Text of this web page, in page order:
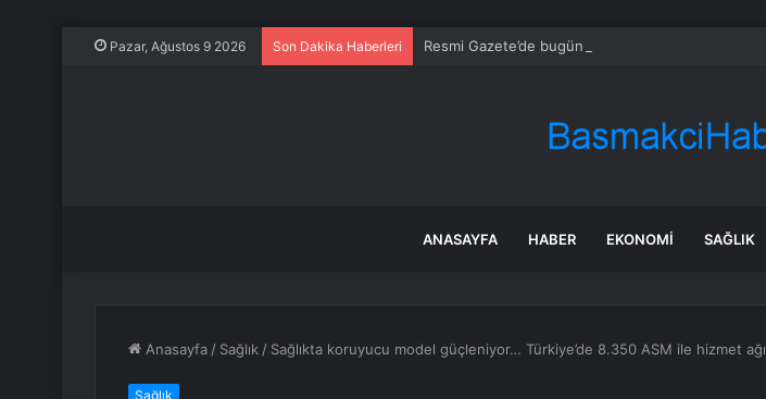
Pazar, Ağustos 9 2026 Son Dakika Haberleri Resmi Gazete’de bugün (09.08.2026)
ANASAYFA HABER EKONOMI SAĞLIK
Anasayfa / Sağlık / Sağlıkta koruyucu model güçleniyor… Türkiye’de 8.350 ASM ile hizmet ağı
Sağlık